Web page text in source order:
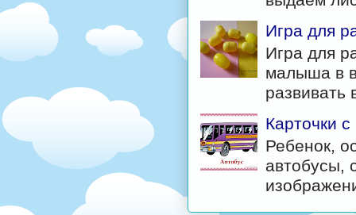
Игра для
Игра для
малыша в
развивать
Карточки
Ребенок,
автобусы,